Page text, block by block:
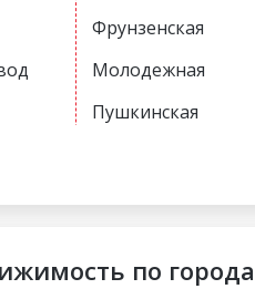
Фрунзенская
Молодежная
Пушкинская
по